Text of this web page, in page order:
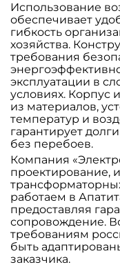
Использование
обеспечивает
гибкость
хозяйства.
требования
эксплуатации в
условиях. Корпус
из материалов,
температур и
гарантирует
без перебоев.
Компания
проектирование,
работаем в
предоставляя
сопровождение.
требованиям
быть
заказчика.